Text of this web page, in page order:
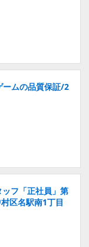
ームの品質保証/2
ッフ「正社員」第
区名駅南1丁目